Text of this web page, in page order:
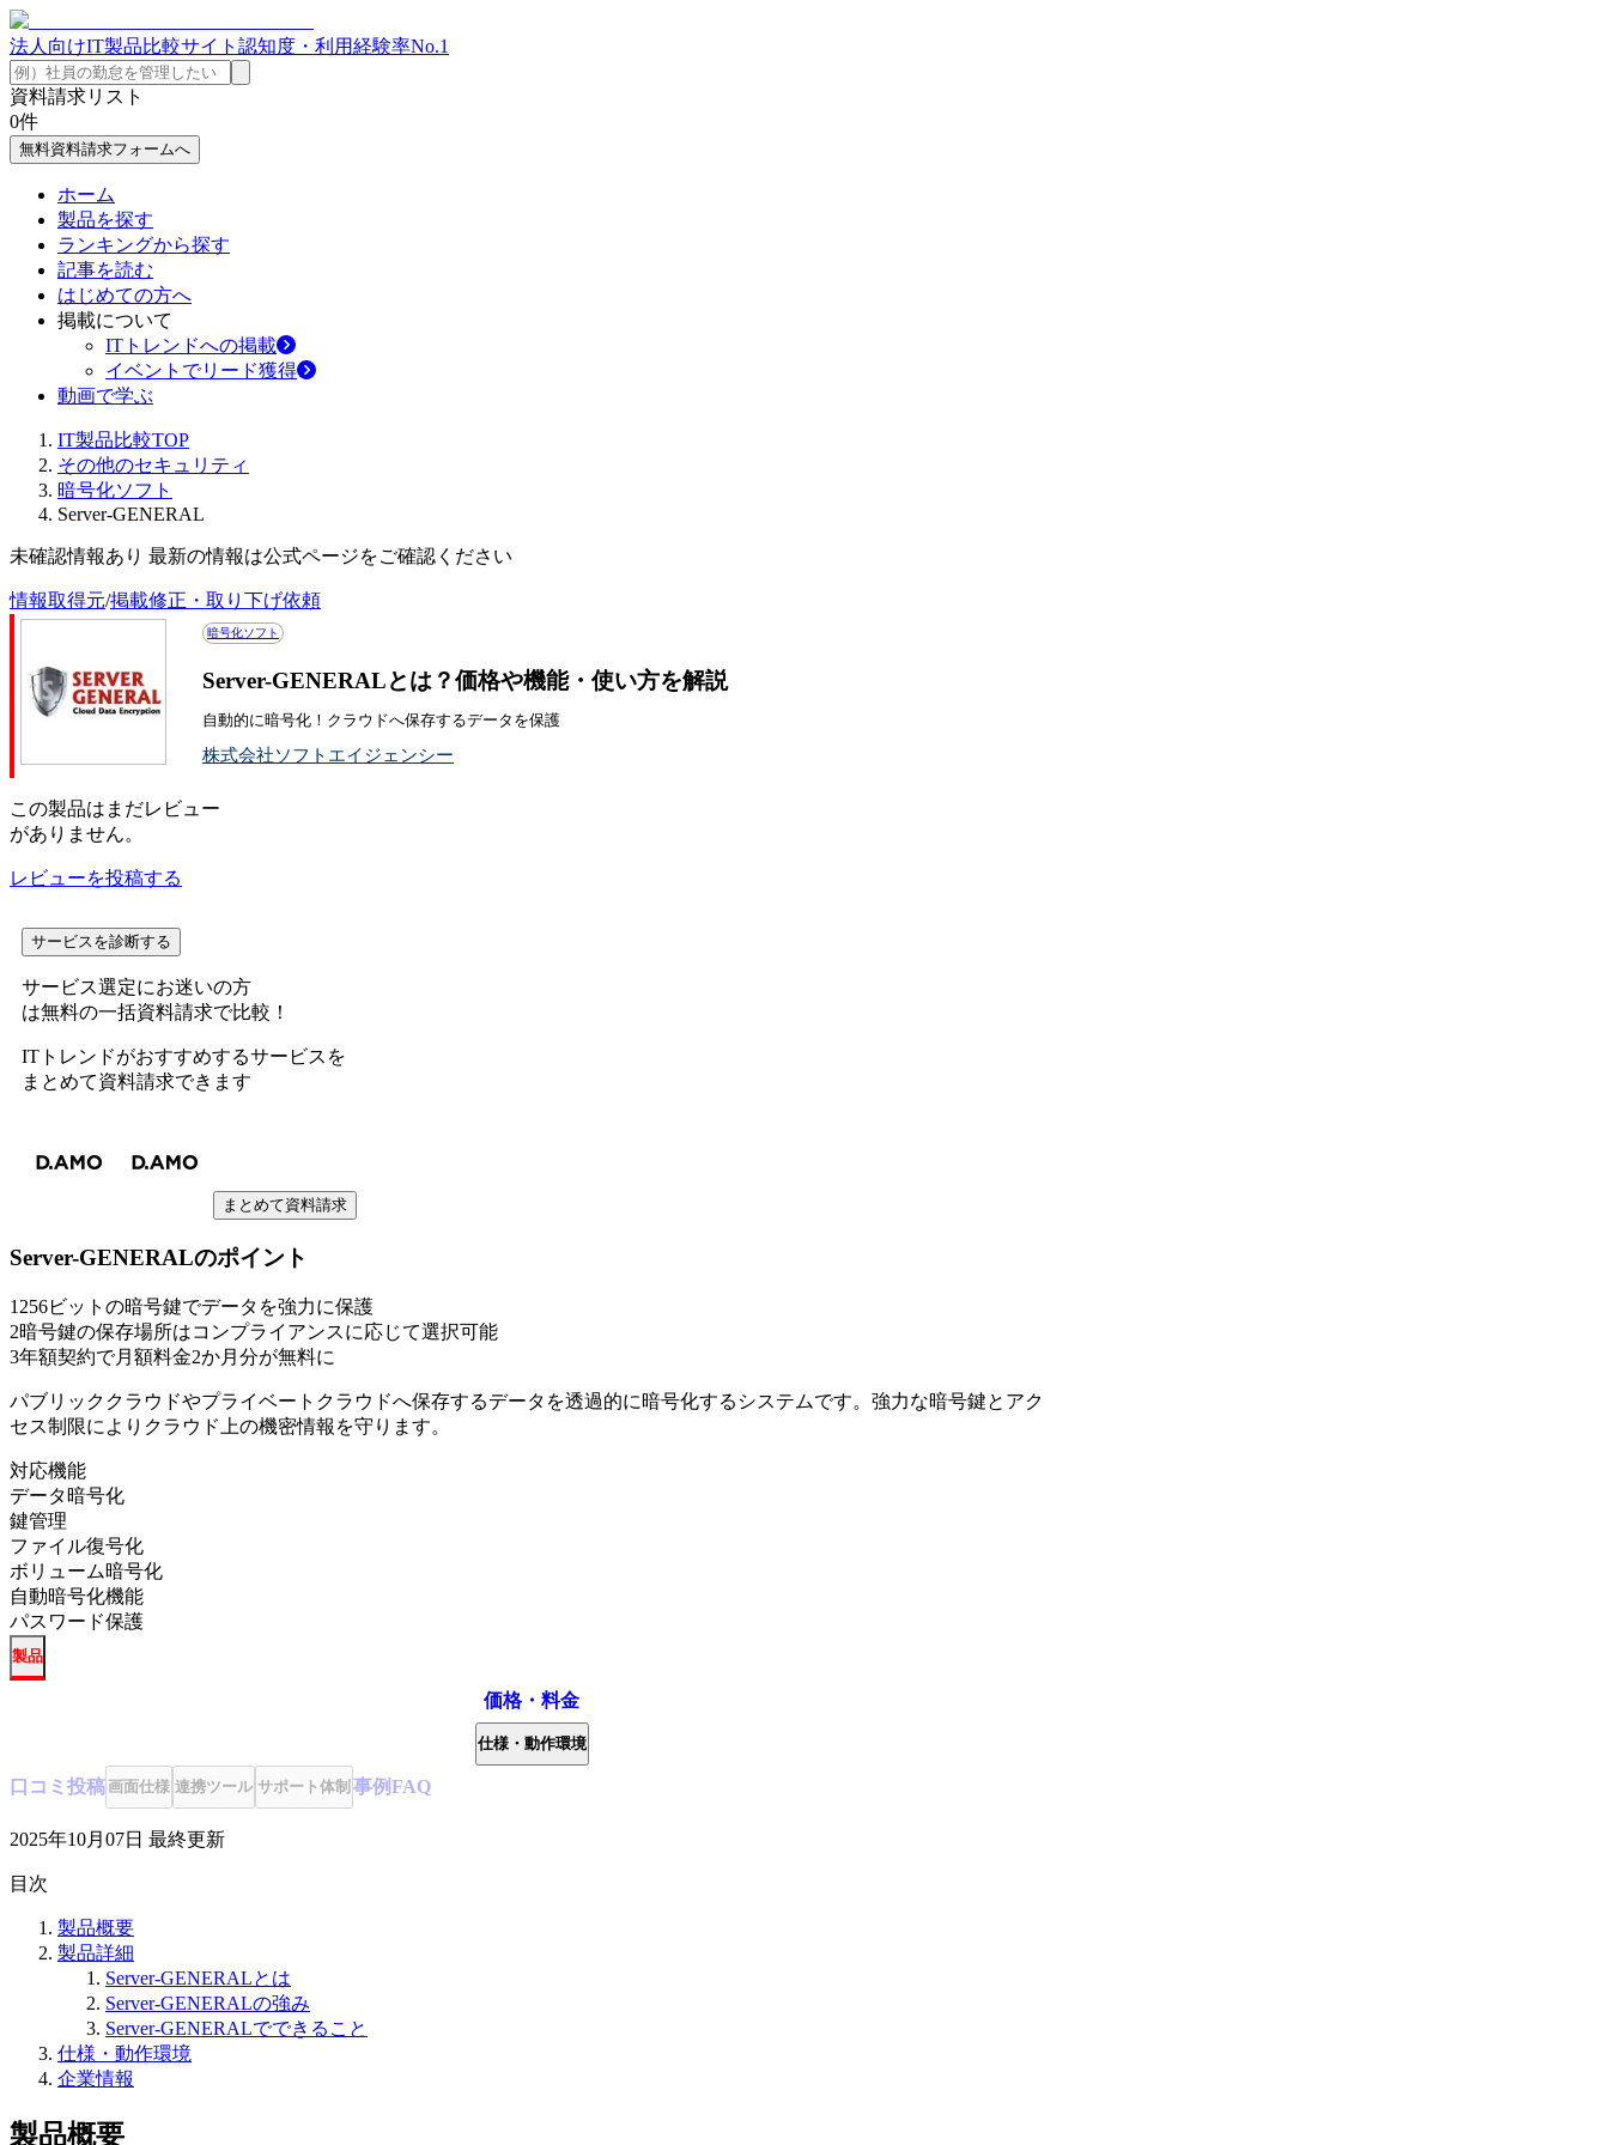
法人向けIT製品比較サイト 認知度・利用経験率No.1
資料請求リスト
0件
無料資料請求フォームへ
ホーム
製品を探す
ランキングから探す
記事を読む
はじめての方へ
掲載について
ITトレンドへの掲載
イベントでリード獲得
動画で学ぶ
IT製品比較TOP
その他のセキュリティ
暗号化ソフト
Server-GENERAL
未確認情報あり 最新の情報は公式ページをご確認ください
情報取得元/掲載修正・取り下げ依頼
暗号化ソフト
Server-GENERALとは？価格や機能・使い方を解説
自動的に暗号化！クラウドへ保存するデータを保護
株式会社ソフトエイジェンシー
この製品はまだレビュー
がありません。
レビューを投稿する
サービスを診断する
サービス選定にお迷いの方
は無料の一括資料請求で比較！
ITトレンドがおすすめするサービスを
まとめて資料請求できます
まとめて資料請求
Server-GENERALのポイント
1256ビットの暗号鍵でデータを強力に保護
2暗号鍵の保存場所はコンプライアンスに応じて選択可能
3年額契約で月額料金2か月分が無料に
パブリッククラウドやプライベートクラウドへ保存するデータを透過的に暗号化するシステムです。強力な暗号鍵とアク
セス制限によりクラウド上の機密情報を守ります。
対応機能
データ暗号化
鍵管理
ファイル復号化
ボリューム暗号化
自動暗号化機能
パスワード保護
製品
価格・料金
仕様・動作環境
口コミ 投稿画面仕様 連携ツール サポート体制 事例FAQ
2025年10月07日 最終更新
目次
製品概要
製品詳細
Server-GENERALとは
Server-GENERALの強み
Server-GENERALでできること
仕様・動作環境
企業情報
製品概要